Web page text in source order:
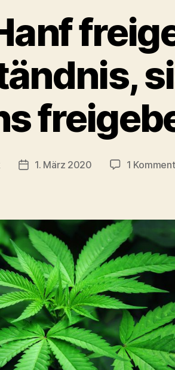
Veröffentlichungsdatum
1. März 2020 1